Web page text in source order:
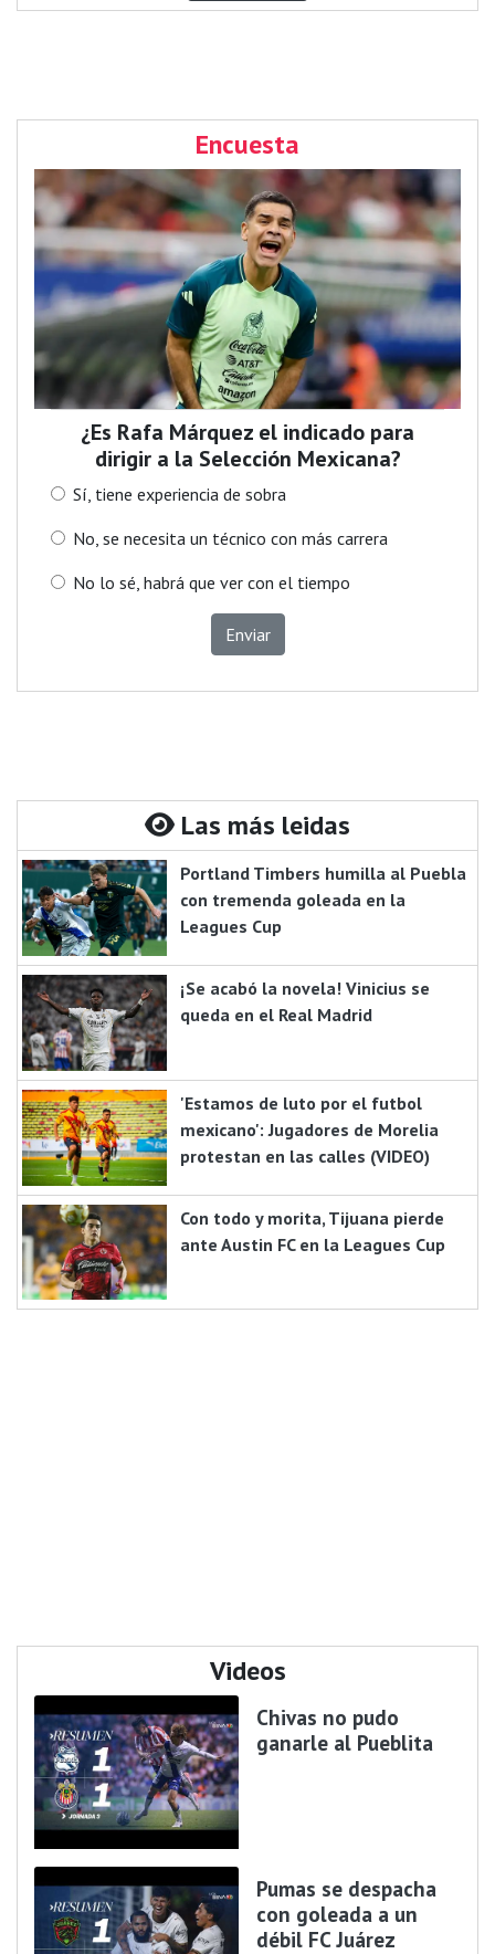
Encuesta
¿Es Rafa Márquez el indicado para
dirigir a la Selección Mexicana?
Sí, tiene experiencia de sobra
No, se necesita un técnico con más carrera
No lo sé, habrá que ver con el tiempo
Enviar
Las más leidas
Portland Timbers humilla al Puebla
con tremenda goleada en la
Leagues Cup
¡Se acabó la novela! Vinicius se
queda en el Real Madrid
'Estamos de luto por el futbol
mexicano': Jugadores de Morelia
protestan en las calles (VIDEO)
Con todo y morita, Tijuana pierde
ante Austin FC en la Leagues Cup
Videos
Chivas no pudo
ganarle al Pueblita
Pumas se despacha
con goleada a un
débil FC Juárez